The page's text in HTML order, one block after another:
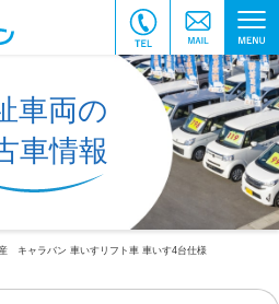
車両の
車情報
キャラバン 車いすリフト車 車いす4台仕様